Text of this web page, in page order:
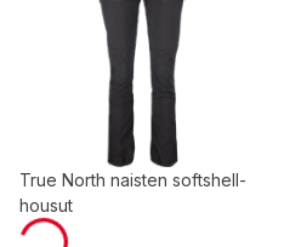
True North naisten softshell-
housut